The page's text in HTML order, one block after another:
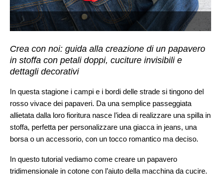
Crea con noi: guida alla creazione di un papavero
in stoffa con petali doppi, cuciture invisibili e
dettagli decorativi
In questa stagione i campi e i bordi delle strade si tingono del
rosso vivace dei papaveri. Da una semplice passeggiata
allietata dalla loro fioritura nasce l’idea di realizzare una spilla in
stoffa, perfetta per personalizzare una giacca in jeans, una
borsa o un accessorio, con un tocco romantico ma deciso.
In questo tutorial vediamo come creare un papavero
tridimensionale in cotone con l’aiuto della macchina da cucire.